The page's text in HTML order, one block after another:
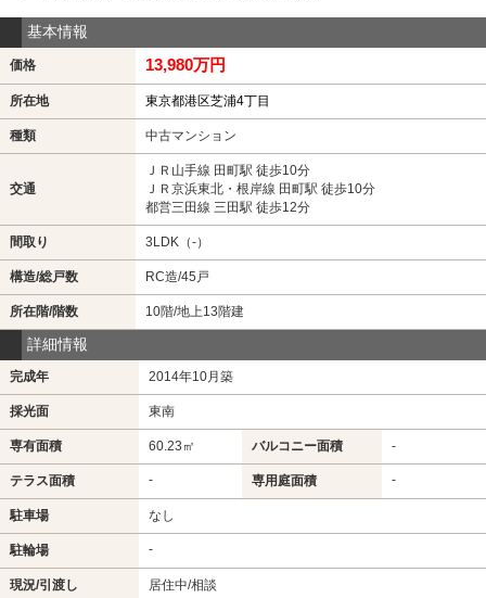
基本情報
価格 13,980万円
所在地 東京都港区芝浦4丁目
種類 中古マンション
交通
ＪＲ山手線 田町駅 徒歩10分
ＪＲ京浜東北・根岸線 田町駅 徒歩10分
都営三田線 三田駅 徒歩12分
間取り 3LDK（-）
構造/総戸数 RC造/45戸
所在階/階数 10階/地上13階建
詳細情報
完成年 2014年10月築
採光面 東南
専有面積 60.23㎡ バルコニー面積 -
テラス面積 - 専用庭面積 -
駐車場 なし
駐輪場 -
現況/引渡し 居住中/相談